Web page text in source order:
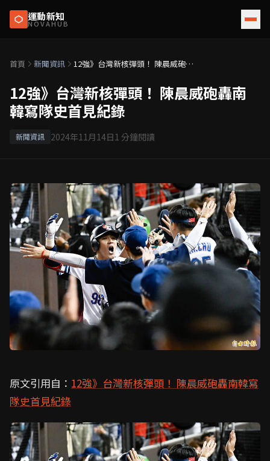
運動新知
NOVAHUB
首頁 新聞資訊
12強》台灣新核彈頭！ 陳晨威砲轟
12強》台灣新核彈頭！ 陳晨威砲轟南
韓寫隊史首見紀錄
新聞資訊 2024年11月14日1 分鐘閱讀
原文引用自： 12強》台灣新核彈頭！ 陳晨威砲轟南韓寫
隊史首見紀錄